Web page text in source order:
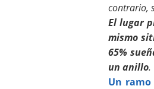
contrario,
El lugar
mismo
65%
un anillo.
Un ramo